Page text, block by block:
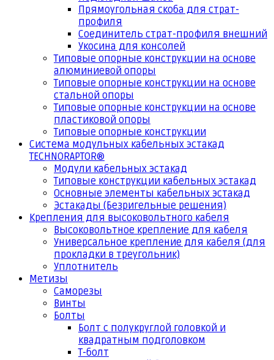
Прямоугольная скоба для страт-
профиля
Соединитель страт-профиля внешний
Укосина для консолей
Типовые опорные конструкции на основе
алюминиевой опоры
Типовые опорные конструкции на основе
стальной опоры
Типовые опорные конструкции на основе
пластиковой опоры
Типовые опорные конструкции
Система модульных кабельных эстакад
TECHNORAPTOR®
Модули кабельных эстакад
Типовые конструкции кабельных эстакад
Основные элементы кабельных эстакад
Эстакады (Безригельные решения)
Крепления для высоковольтного кабеля
Высоковольтное крепление для кабеля
Универсальное крепление для кабеля (для
прокладки в треугольник)
Уплотнитель
Метизы
Саморезы
Винты
Болты
Болт с полукруглой головкой и
квадратным подголовком
Т-болт